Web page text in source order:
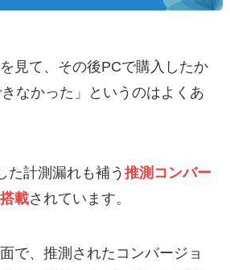
見て、その後PCで購入したか
なかった」というのはよくあ
た計測漏れも補う 推測コンバー
載されています。
で、推測されたコンバージョ